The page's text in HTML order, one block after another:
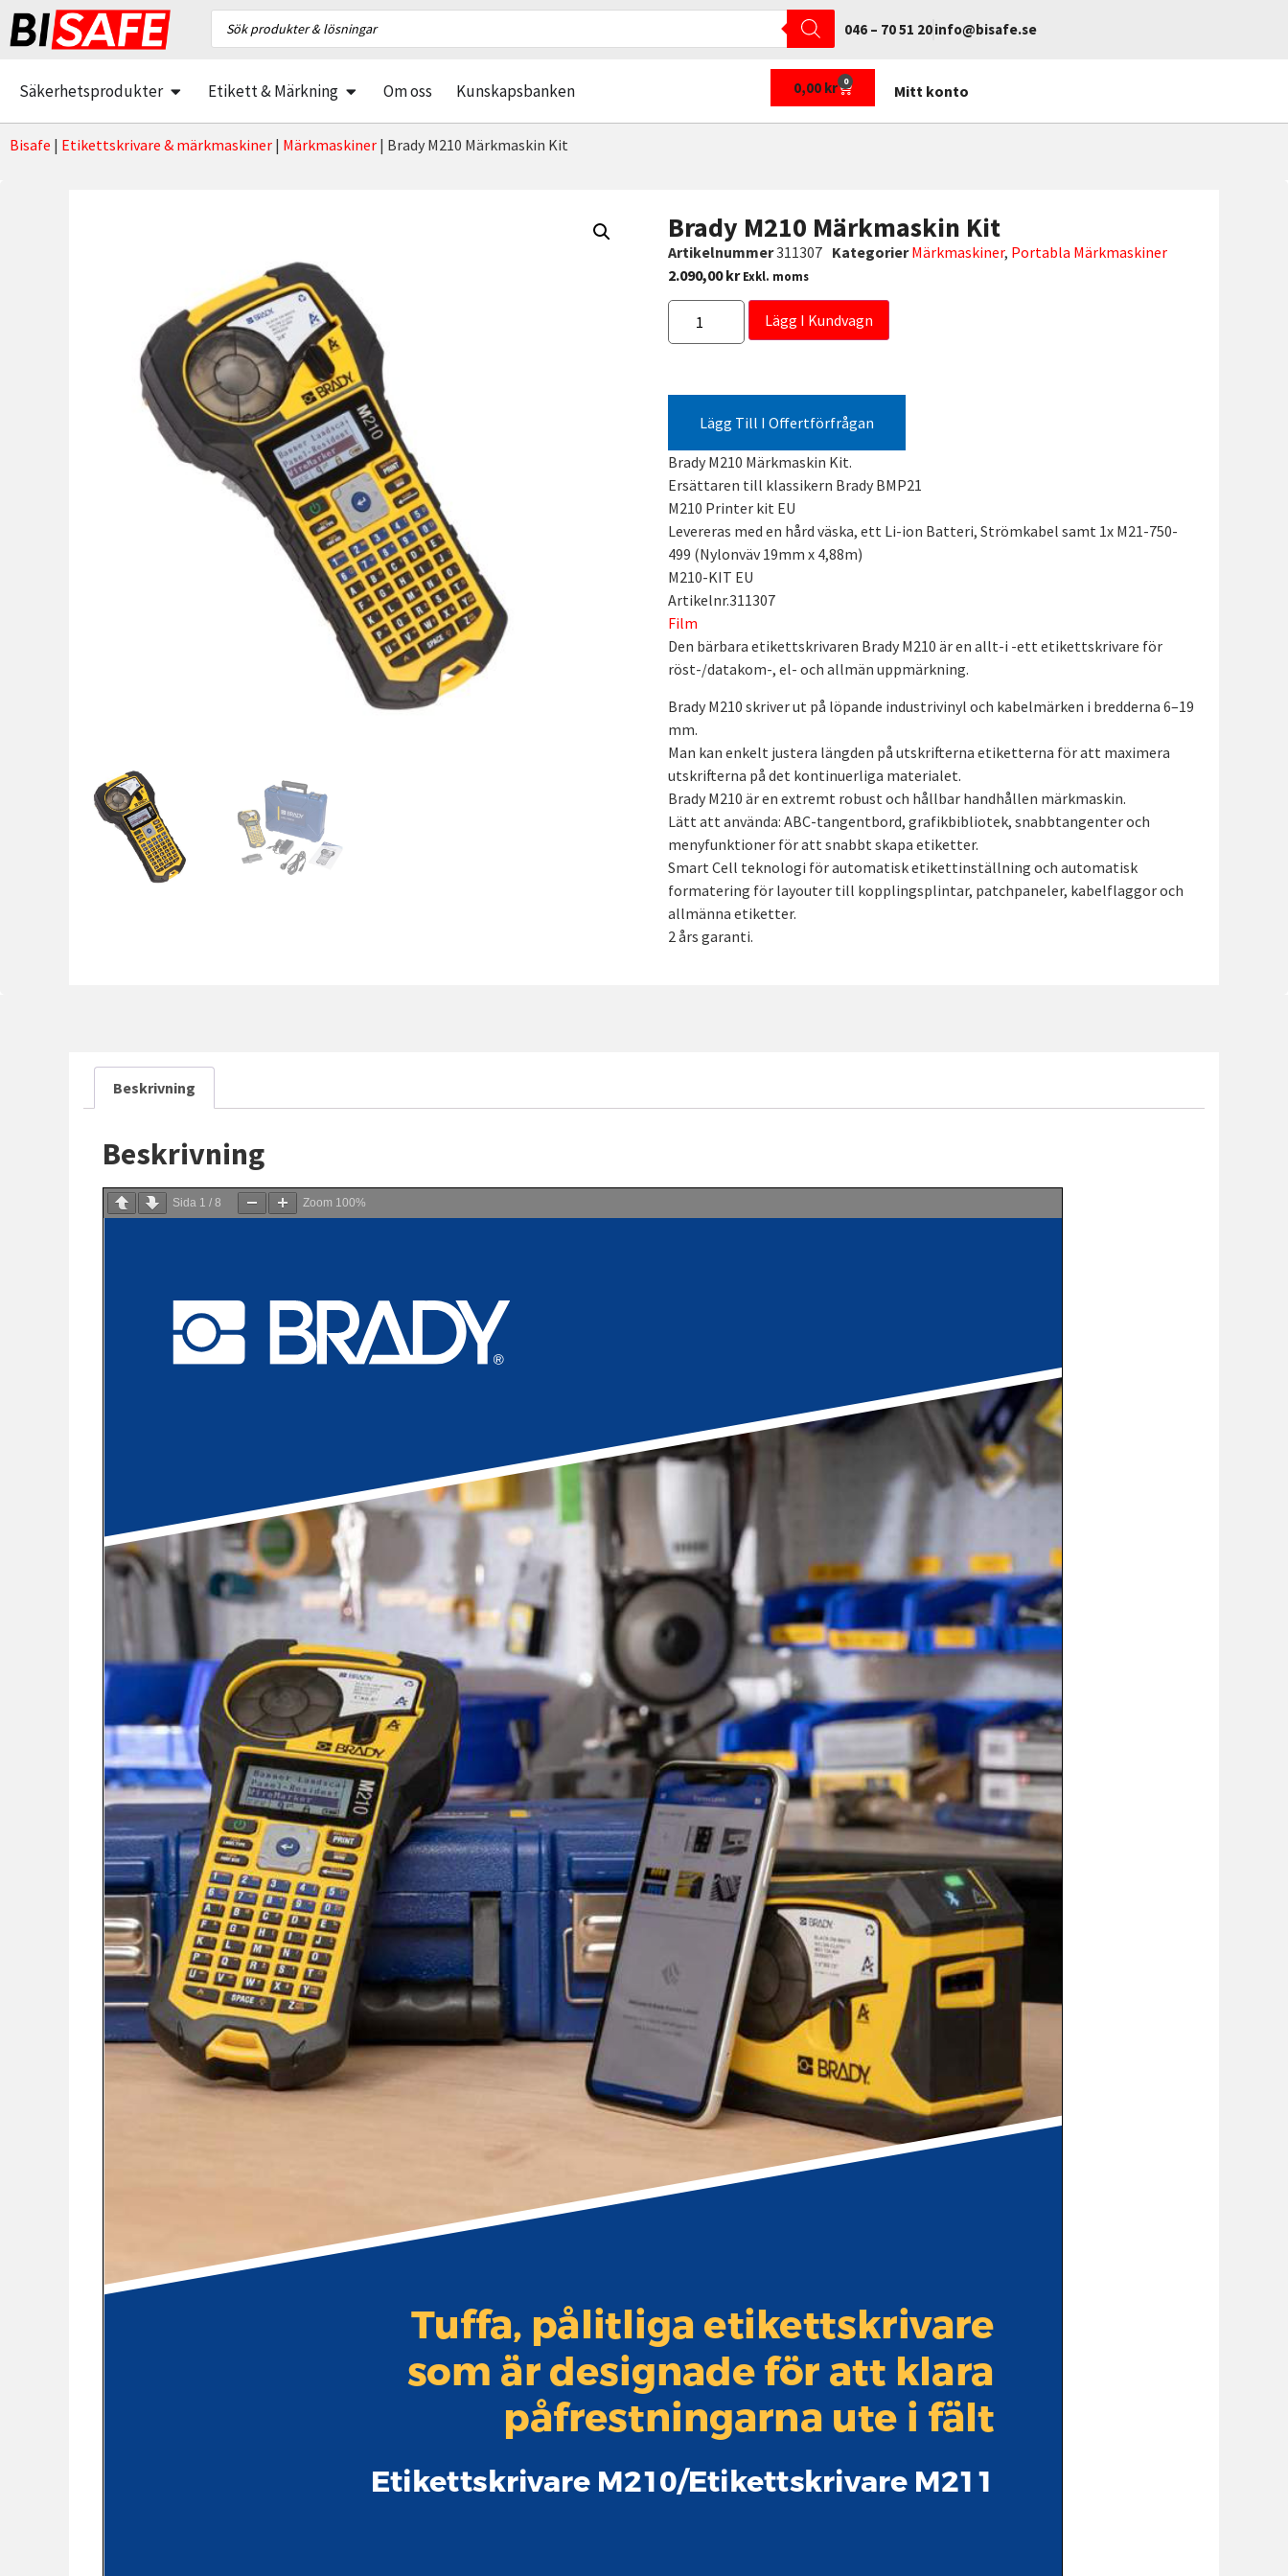
046 – 70 51 20info@bisafe.se
Säkerhetsprodukter Etikett & Märkning Om oss Kunskapsbanken 0,00 kr 0
Mitt konto
Bisafe | Etikettskrivare & märkmaskiner | Märkmaskiner | Brady M210 Märkmaskin Kit
Brady M210 Märkmaskin Kit
Artikelnummer311307 Kategorier Märkmaskiner, Portabla Märkmaskiner
2.090,00kr Exkl. moms
Lägg I Kundvagn
Lägg Till I Offertförfrågan
Brady M210 Märkmaskin Kit.
Ersättaren till klassikern Brady BMP21
M210 Printer kit EU
Levereras med en hård väska, ett Li-ion Batteri, Strömkabel samt 1x M21-750-
499 (Nylonväv 19mm x 4,88m)
M210-KIT EU
Artikelnr.311307
Film
Den bärbara etikettskrivaren Brady M210 är en allt-i -ett etikettskrivare för
röst-/datakom-, el- och allmän uppmärkning.
Brady M210 skriver ut på löpande industrivinyl och kabelmärken i bredderna 6–19
mm.
Man kan enkelt justera längden på utskrifterna etiketterna för att maximera
utskrifterna på det kontinuerliga materialet.
Brady M210 är en extremt robust och hållbar handhållen märkmaskin.
Lätt att använda: ABC-tangentbord, grafikbibliotek, snabbtangenter och
menyfunktioner för att snabbt skapa etiketter.
Smart Cell teknologi för automatisk etikettinställning och automatisk
formatering för layouter till kopplingsplintar, patchpaneler, kabelflaggor och
allmänna etiketter.
2 års garanti.
Beskrivning
Beskrivning
Sida 1 / 8 Zoom 100%